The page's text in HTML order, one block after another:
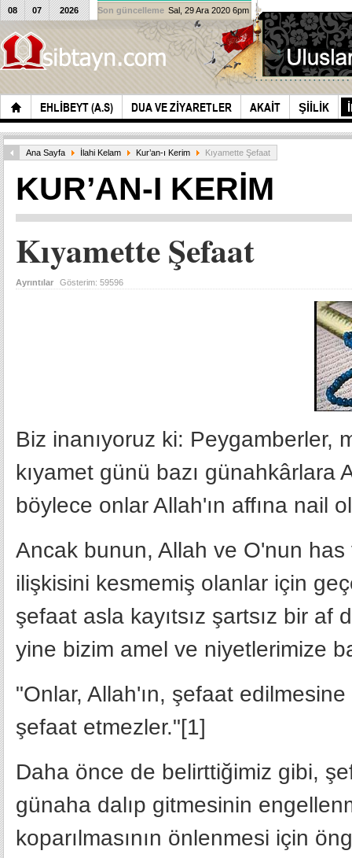
EHLIBEYT (A.S) DUA VE ZIYARETLER AKAIT ŞIILIK
08 07 2026 Son güncelleme Sal, 29 Ara 2020 6pm
Ana Sayfa İlahi Kelam Kur’an-ı Kerim Kıyamette Şefaat
KUR’AN-I KERIM
Kıyamette Şefaat
Ayrıntılar Gösterim: 59596
Biz inanıyoruz ki: Peygamberler,
kıyamet günü bazı günahkârlara
böylece onlar Allah'ın affına nail
Ancak bunun, Allah ve O'nun has
ilişkisini kesmemiş olanlar için
şefaat asla kayıtsız şartsız bir af
yine bizim amel ve niyetlerimize
"Onlar, Allah'ın, şefaat
şefaat etmezler."[1]
Daha önce de belirttiğimiz gibi,
günaha dalıp gitmesinin
koparılmasının önlenmesi için